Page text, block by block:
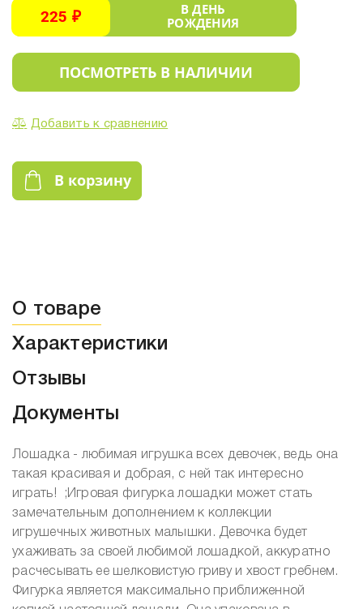
225 ₽
В ДЕНЬ
РОЖДЕНИЯ
ПОСМОТРЕТЬ В НАЛИЧИИ
Добавить к сравнению
В корзину
О товаре
Характеристики
Отзывы
Документы
Лошадка - любимая игрушка всех девочек, ведь она
такая красивая и добрая, с ней так интересно
играть! ;Игровая фигурка лошадки может стать
замечательным дополнением к коллекции
игрушечных животных малышки. Девочка будет
ухаживать за своей любимой лошадкой, аккуратно
расчесывать ее шелковистую гриву и хвост гребнем.
Фигурка является максимально приближенной